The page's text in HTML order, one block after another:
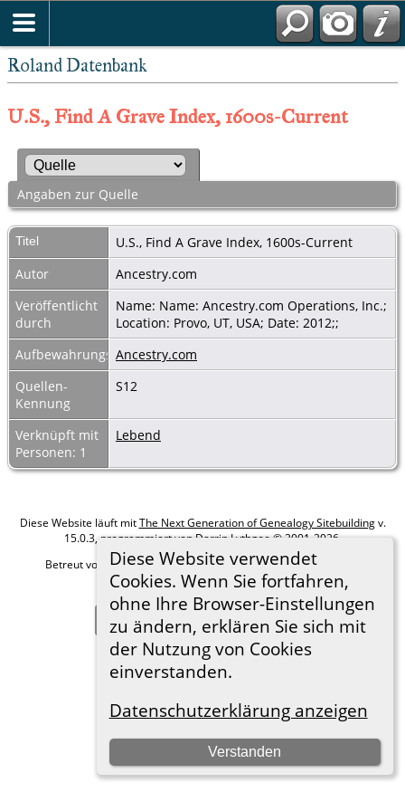
Roland Datenbank
Diese Website verwendet
Cookies. Wenn Sie fortfahren,
ohne Ihre Browser-Einstellungen
zu ändern, erklären Sie sich mit
der Nutzung von Cookies
einverstanden.
Datenschutzerklärung anzeigen
Verstanden
U.S., Find A Grave Index, 1600s-Current
Angaben zur Quelle
Titel
U.S., Find A Grave Index, 1600s-Current
Autor
Ancestry.com
Veröffentlicht
durch
Name: Name: Ancestry.com Operations, Inc.;
Location: Provo, UT, USA; Date: 2012;;
AufbewahrungsortAncestry.com
Quellen-
Kennung
S12
Verknüpft mit
Personen: 1
Lebend
Diese Website läuft mitThe Next Generation of Genealogy Sitebuildingv.
15.0.3, programmiert von Darrin Lythgoe © 2001-2026.
Betreut von
Roland zu Dortmund e.V. . |Datenschutzerklärung
Hier geht es zum Impressum
Zur Desktop-Webseite wechseln